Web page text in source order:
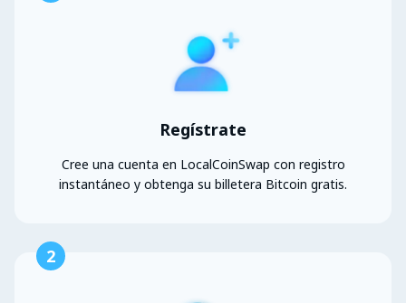
Regístrate
Cree una cuenta en LocalCoinSwap con registro
instantáneo y obtenga su billetera Bitcoin gratis.
2